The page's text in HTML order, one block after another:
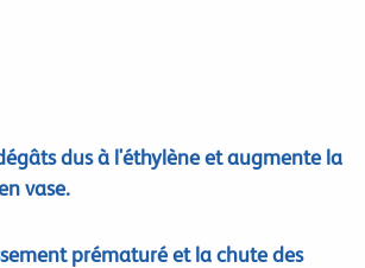
dus à l'éthylène et augmente la
vase.
prématuré et la chute des